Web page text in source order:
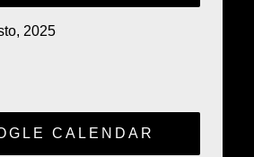
2025
CALENDAR